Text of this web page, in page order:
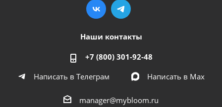
Наши контакты
+7 (800) 301-92-48
Написать в Телеграм
Написать в Мах
manager@mybloom.ru